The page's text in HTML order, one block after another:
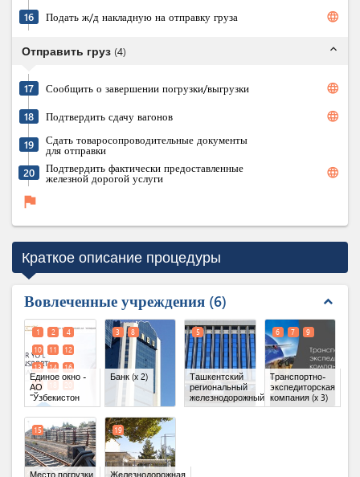
16 Подать ж/д накладную на отправку груза language
Отправить груз (4) expand_less
17 Сообщить о завершении погрузки/выгрузки language
18 Подтвердить сдачу вагонов language
19 Сдать товаросопроводительные документы
для отправки
20
Подтвердить фактически предоставленные
железной дорогой услуги language
flag
Краткое описание процедуры
Вовлеченные учреждения 6 expand_less
Единое окно -
АО
"Ўзбекистон
темир
йўллари"(x 12)
1 2
4
10
11
12
13
14
16
17
18 20
Банк(x 2)
3 8
Ташкентский
региональный
железнодорожный
узел
5
Tранспортно-
экспедиторская
компания(x 3)
6 7 9
Место погрузки
15
Железнодорожная
19